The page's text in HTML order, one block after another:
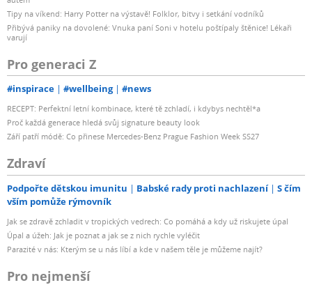
Tipy na víkend: Harry Potter na výstavě! Folklor, bitvy i setkání vodníků
Přibývá paniky na dovolené: Vnuka paní Soni v hotelu poštípaly štěnice! Lékaři
varují
Pro generaci Z
#inspirace #wellbeing #news
RECEPT: Perfektní letní kombinace, které tě zchladí, i kdybys nechtěl*a
Proč každá generace hledá svůj signature beauty look
Září patří módě: Co přinese Mercedes-Benz Prague Fashion Week SS27
Zdraví
Podpořte dětskou imunitu Babské rady proti nachlazení
S čím
vším pomůže rýmovník
Jak se zdravě zchladit v tropických vedrech: Co pomáhá a kdy už riskujete úpal
Úpal a úžeh: Jak je poznat a jak se z nich rychle vyléčit
Parazité v nás: Kterým se u nás líbí a kde v našem těle je můžeme najít?
Pro nejmenší